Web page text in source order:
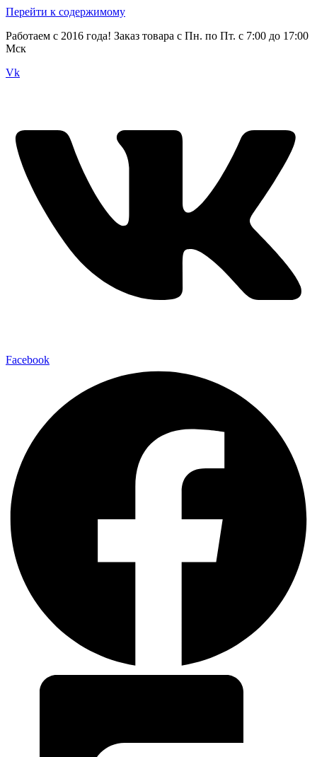
Перейти к содержимому
Работаем с 2016 года! Заказ товара с Пн. по Пт. с 7:00 до 17:00
Мск
Vk
Facebook